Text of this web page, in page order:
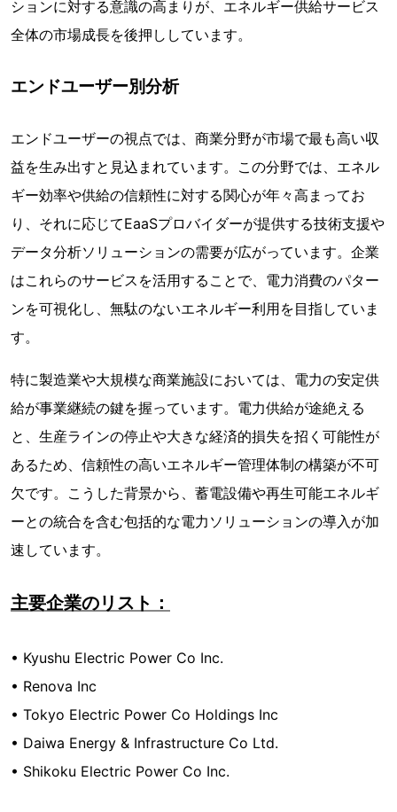
ションに対する意識の高まりが、エネルギー供給サービス
全体の市場成長を後押ししています。
エンドユーザー別分析
エンドユーザーの視点では、商業分野が市場で最も高い収
益を生み出すと見込まれています。この分野では、エネル
ギー効率や供給の信頼性に対する関心が年々高まってお
り、それに応じてEaaSプロバイダーが提供する技術支援や
データ分析ソリューションの需要が広がっています。企業
はこれらのサービスを活用することで、電力消費のパター
ンを可視化し、無駄のないエネルギー利用を目指していま
す。
特に製造業や大規模な商業施設においては、電力の安定供
給が事業継続の鍵を握っています。電力供給が途絶える
と、生産ラインの停止や大きな経済的損失を招く可能性が
あるため、信頼性の高いエネルギー管理体制の構築が不可
欠です。こうした背景から、蓄電設備や再生可能エネルギ
ーとの統合を含む包括的な電力ソリューションの導入が加
速しています。
主要企業のリスト：
• Kyushu Electric Power Co Inc.
• Renova Inc
• Tokyo Electric Power Co Holdings Inc
• Daiwa Energy & Infrastructure Co Ltd.
• Shikoku Electric Power Co Inc.